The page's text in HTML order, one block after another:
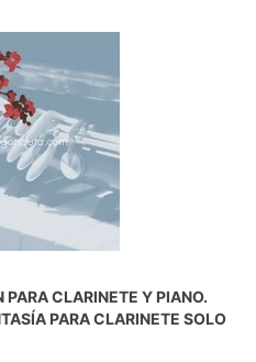
CLARINETE Y PIANO.
PARA CLARINETE SOLO